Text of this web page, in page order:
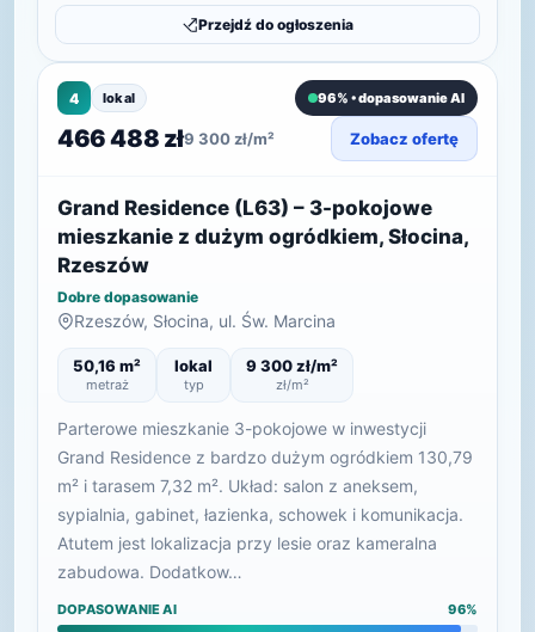
Przejdź do ogłoszenia
4 lokal 96% • dopasowanie AI
466 488 zł9 300 zł/m² Zobacz ofertę
Grand Residence (L63) – 3-pokojowe
mieszkanie z dużym ogródkiem, Słocina,
Rzeszów
Dobre dopasowanie
Rzeszów, Słocina, ul. Św. Marcina
50,16 m²
metraż
lokal
typ
9 300 zł/m²
zł/m²
Parterowe mieszkanie 3-pokojowe w inwestycji
Grand Residence z bardzo dużym ogródkiem 130,79
m² i tarasem 7,32 m². Układ: salon z aneksem,
sypialnia, gabinet, łazienka, schowek i komunikacja.
Atutem jest lokalizacja przy lesie oraz kameralna
zabudowa. Dodatkow…
DOPASOWANIE AI 96%